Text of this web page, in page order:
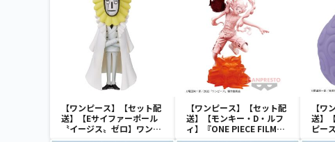
【ワンピース】【セット配
送】【Eサイファーポール
〝イージス〟ゼロ】ワンピ
ース ワールドコレクタブル
【ワンピース】【セット配
送】【モンキー・D・ルフ
ィ】『ONE PIECE FILM
RED』 戦光絶景-
【ワ
送】
ピー
ト-ゴ